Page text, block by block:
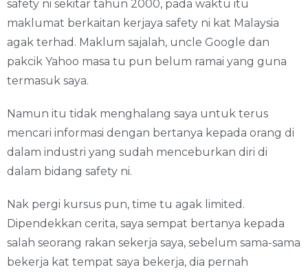
safety ni sekitar tahun 2000, pada waktu itu
maklumat berkaitan kerjaya safety ni kat Malaysia
agak terhad. Maklum sajalah, uncle Google dan
pakcik Yahoo masa tu pun belum ramai yang guna
termasuk saya.
Namun itu tidak menghalang saya untuk terus
mencari informasi dengan bertanya kepada orang di
dalam industri yang sudah menceburkan diri di
dalam bidang safety ni.
Nak pergi kursus pun, time tu agak limited.
Dipendekkan cerita, saya sempat bertanya kepada
salah seorang rakan sekerja saya, sebelum sama-sama
bekerja kat tempat saya bekerja, dia pernah